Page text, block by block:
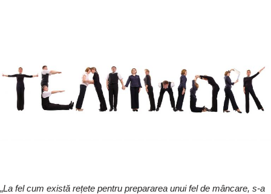
„La fel cum există rețete pentru prepararea unui fel de mâncare, s-a